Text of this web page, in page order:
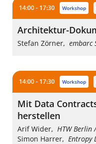
14:00 - 17:30 workshop
Architektur-
Stefan Zörner, embarc
14:00 - 17:30 workshop
Mit Data
herstellen
Arif Wider, HTW Berlin
Simon Harrer, Entropy